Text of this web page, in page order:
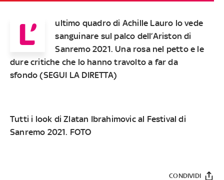
L’
ultimo quadro di Achille Lauro lo vede
sanguinare sul palco dell’Ariston di
Sanremo 2021. Una rosa nel petto e le
dure critiche che lo hanno travolto a far da
sfondo (SEGUI LA DIRETTA)
Tutti i look di Zlatan Ibrahimovic al Festival di
Sanremo 2021. FOTO
CONDIVIDI